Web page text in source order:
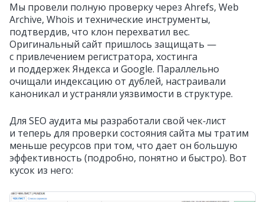
Мы провели полную проверку через Ahrefs, Web
Archive, Whois и технические инструменты,
подтвердив, что клон перехватил вес.
Оригинальный сайт пришлось защищать —
с привлечением регистратора, хостинга
и поддержек Яндекса и Google. Параллельно
очищали индексацию от дублей, настраивали
каноникал и устраняли уязвимости в структуре.
Для SEO аудита мы разработали свой чек‑лист
и теперь для проверки состояния сайта мы тратим
меньше ресурсов при том, что дает он большую
эффективность (подробно, понятно и быстро). Вот
кусок из него: